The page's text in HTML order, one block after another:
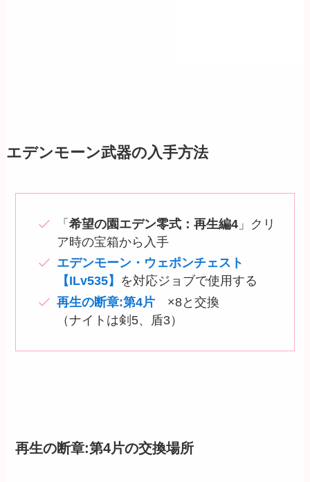
エデンモーン武器の入手方法
「 希望の園エデン零式：再生編4」クリ
ア時の宝箱から入手
エデンモーン・ウェポンチェスト
【ILv535】
を対応ジョブで使用する
再生の断章:第4片×8と交換
（ナイトは剣5、盾3）
再生の断章:第4片の交換場所